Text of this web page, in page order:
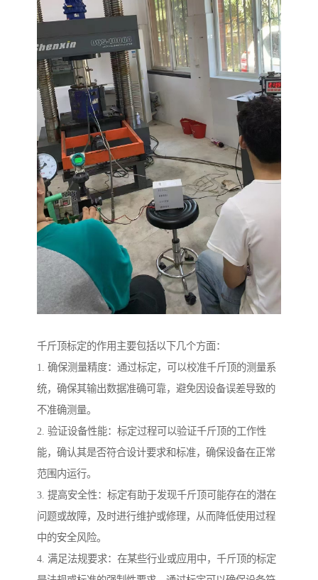
千斤顶标定的作用主要包括以下几个方面：
1. 确保测量精度：通过标定，可以校准千斤顶的测量系
统，确保其输出数据准确可靠，避免因设备误差导致的
不准确测量。
2. 验证设备性能：标定过程可以验证千斤顶的工作性
能，确认其是否符合设计要求和标准，确保设备在正常
范围内运行。
3. 提高安全性：标定有助于发现千斤顶可能存在的潜在
问题或故障，及时进行维护或修理，从而降低使用过程
中的安全风险。
4. 满足法规要求：在某些行业或应用中，千斤顶的标定